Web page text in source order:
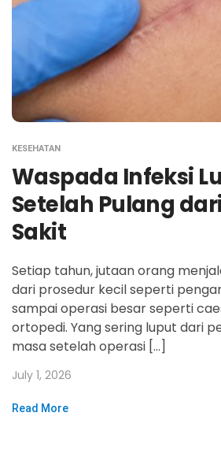
KESEHATAN
Waspada Infeksi
Setelah Pulang
Sakit
Setiap tahun, jutaan orang
dari prosedur kecil seperti
sampai operasi besar seperti
ortopedi. Yang sering luput dari
masa setelah operasi […]
July 1, 2026
Read More